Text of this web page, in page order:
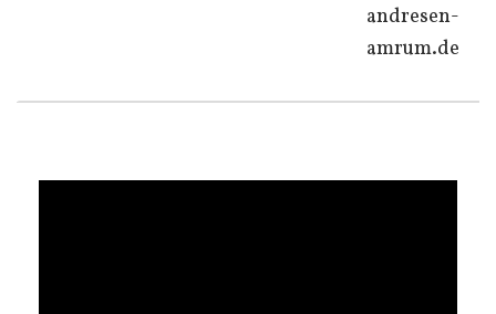
andresen-
amrum.de